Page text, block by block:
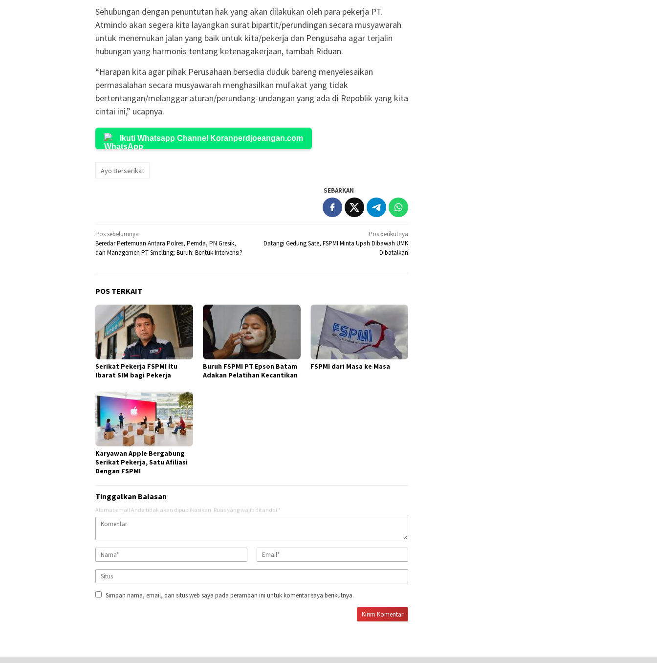
Sehubungan dengan penuntutan hak yang akan dilakukan oleh para pekerja PT.
Atmindo akan segera kita layangkan surat bipartit/perundingan secara musyawarah
untuk menemukan jalan yang baik untuk kita/pekerja dan Pengusaha agar terjalin
hubungan yang harmonis tentang ketenagakerjaan, tambah Riduan.
“Harapan kita agar pihak Perusahaan bersedia duduk bareng menyelesaikan
permasalahan secara musyawarah menghasilkan mufakat yang tidak
bertentangan/melanggar aturan/perundang-undangan yang ada di Repoblik yang kita
cintai ini,” ucapnya.
Ikuti Whatsapp Channel Koranperdjoeangan.com
Ayo Berserikat
SEBARKAN
Navigasi
pos
Pos sebelumnya
Beredar Pertemuan Antara Polres, Pemda, PN Gresik,
dan Managemen PT Smelting; Buruh: Bentuk Intervensi?
Pos berikutnya
Datangi Gedung Sate, FSPMI Minta Upah Dibawah UMK
Dibatalkan
POS TERKAIT
Serikat Pekerja FSPMI Itu
Ibarat SIM bagi Pekerja
Buruh FSPMI PT Epson Batam
Adakan Pelatihan Kecantikan
FSPMI dari Masa ke Masa
Karyawan Apple Bergabung
Serikat Pekerja, Satu Afiliasi
Dengan FSPMI
Tinggalkan Balasan
Alamat email Anda tidak akan dipublikasikan. Ruas yang wajib ditandai *
Simpan nama, email, dan situs web saya pada peramban ini untuk komentar saya berikutnya.